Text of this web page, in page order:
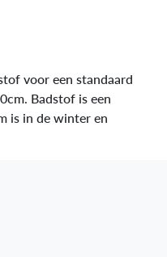
voor een standaard
Badstof is een
is in de winter en